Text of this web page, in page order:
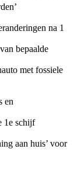
na 1
bepaalde
met fossiele
en
1e schijf
aan huis’ voor